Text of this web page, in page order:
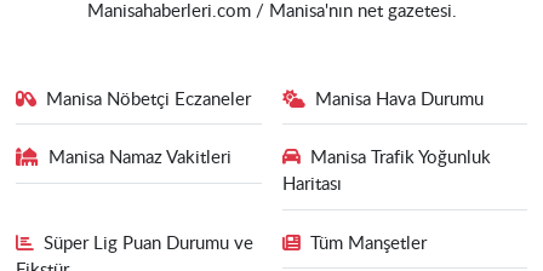
Manisahaberleri.com / Manisa'nın net gazetesi.
Manisa Nöbetçi Eczaneler Manisa Hava Durumu
Manisa Namaz Vakitleri
Manisa Trafik Yoğunluk
Haritası
Süper Lig Puan Durumu ve
Tüm Manşetler